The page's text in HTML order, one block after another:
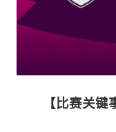
【比赛关键